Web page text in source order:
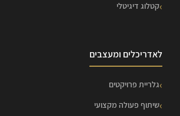
קטלוג דיגיטלי
לאדריכלים ומעצבים
גלריית פרויקטים
שיתוף פעולה מקצועי